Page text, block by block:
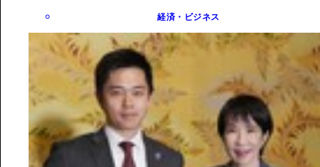
経済・ビジネス